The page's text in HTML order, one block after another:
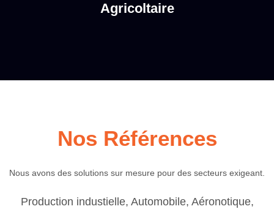
Agricoltaire
Nos Références
Nous avons des solutions sur mesure pour des secteurs exigeant.
Production industielle, Automobile, Aéronotique,